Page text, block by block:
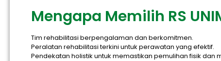
Mengapa Memilih RS
Tim rehabilitasi berpengalaman dan berkomitmen.
Peralatan rehabilitasi terkini untuk perawatan yang efektif.
Pendekatan holistik untuk memastikan pemulihan fisik dan